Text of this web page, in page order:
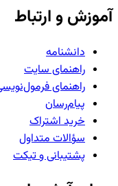
آموزش و ارتباط
دانشنامه
راهنمای سایت
راهنمای
پیام‌رسان
خرید اشتراک
سؤالات متداول
پشتیبانی و تیکت